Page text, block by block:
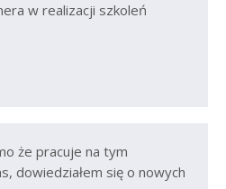
w realizacji szkoleń
że pracuje na tym
dowiedziałem się o nowych